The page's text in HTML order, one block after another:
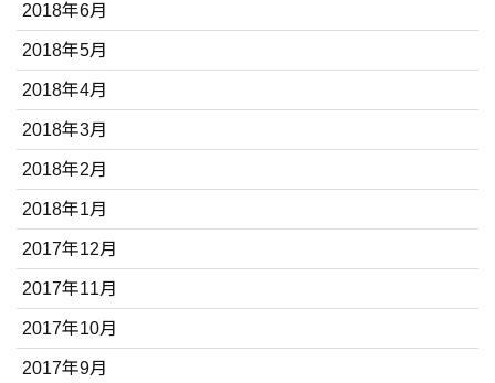
2018年6月
2018年5月
2018年4月
2018年3月
2018年2月
2018年1月
2017年12月
2017年11月
2017年10月
2017年9月